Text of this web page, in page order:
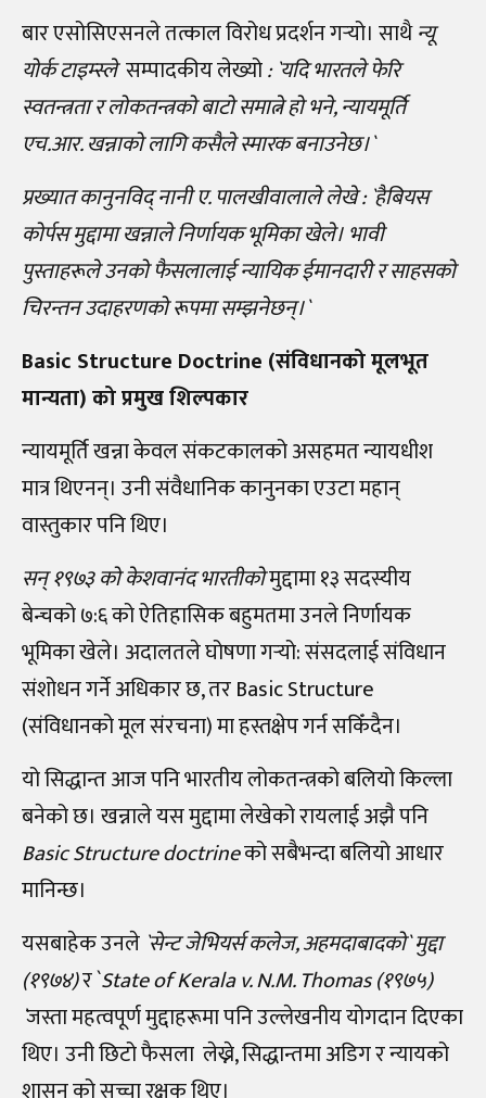
बार एसोसिएसनले तत्काल विरोध प्रदर्शन गर्‍यो। साथैन्यू
योर्क टाइम्स्लेसम्पादकीय लेख्यो: `यदि भारतले फेरि
स्वतन्त्रता र लोकतन्त्रको बाटो समात्ने हो भने, न्यायमूर्ति
एच.आर. खन्नाको लागि कसैले स्मारक बनाउनेछ।`
प्रख्यात कानुनविद् नानी ए. पालखीवालाले लेखे : `हैबियस
कोर्पस मुद्दामा खन्नाले निर्णायक भूमिका खेले। भावी
पुस्ताहरूले उनको फैसलालाई न्यायिक ईमानदारी र साहसको
चिरन्तन उदाहरणको रूपमा सम्झनेछन्।`
Basic Structure Doctrine (संविधानको मूलभूत
मान्यता) को प्रमुख शिल्पकार
न्यायमूर्ति खन्ना केवल संकटकालको असहमत न्यायधीश
मात्र थिएनन्। उनी संवैधानिक कानुनका एउटा महान्
वास्तुकार पनि थिए।
सन् १९७३ को केशवानंद भारतीकोमुद्दामा १३ सदस्यीय
बेन्चको ७:६ को ऐतिहासिक बहुमतमा उनले निर्णायक
भूमिका खेले। अदालतले घोषणा गर्‍यो: संसदलाई संविधान
संशोधन गर्ने अधिकार छ, तर Basic Structure
(संविधानको मूल संरचना) मा हस्तक्षेप गर्न सकिँदैन।
यो सिद्धान्त आज पनि भारतीय लोकतन्त्रको बलियो किल्ला
बनेको छ। खन्नाले यस मुद्दामा लेखेको रायलाई अझै पनि
Basic Structure doctrineको सबैभन्दा बलियो आधार
मानिन्छ।
यसबाहेक उनले `सेन्ट जेभियर्स कलेज, अहमदाबादको` मुद्दा
(१९७४)र `State of Kerala v. N.M. Thomas (१९७५)
जस्ता महत्वपूर्ण मुद्दाहरूमा पनि उल्लेखनीय योगदान दिएका
थिए। उनी छिटो फैसला लेख्ने, सिद्धान्तमा अडिग र न्यायको